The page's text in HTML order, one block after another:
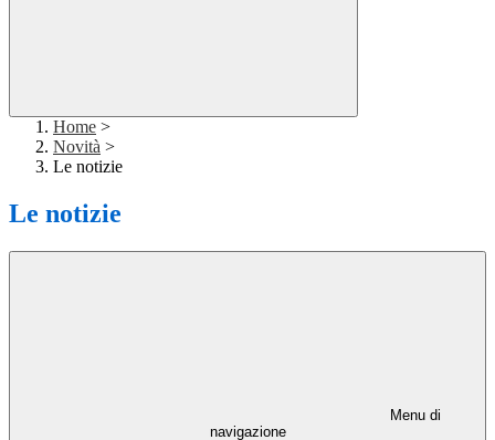
Home >
Novità >
Le notizie
Le notizie
Menu di
navigazione